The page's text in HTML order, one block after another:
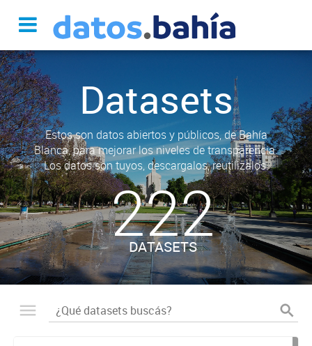
Datasets
Estos son datos abiertos y públicos, de Bahía
Blanca, para mejorar los niveles de transparencia.
Los datos son tuyos, descargalos, reutilizalos.
222
DATASETS